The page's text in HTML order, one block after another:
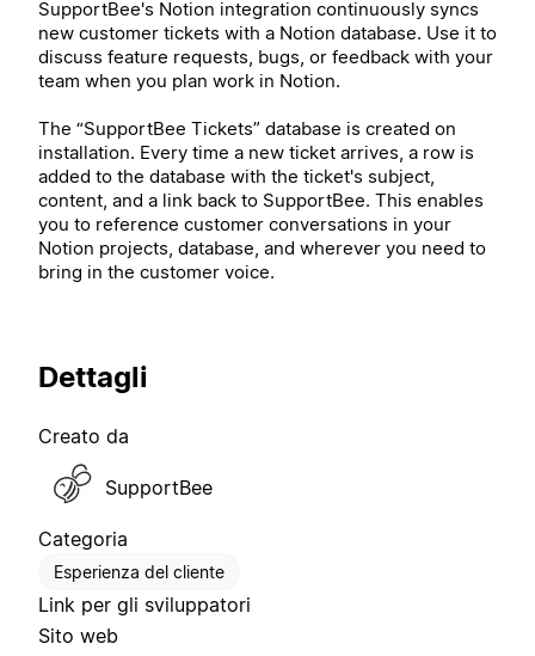
SupportBee's Notion integration continuously syncs
new customer tickets with a Notion database. Use it to
discuss feature requests, bugs, or feedback with your
team when you plan work in Notion.
The “SupportBee Tickets” database is created on
installation. Every time a new ticket arrives, a row is
added to the database with the ticket's subject,
content, and a link back to SupportBee. This enables
you to reference customer conversations in your
Notion projects, database, and wherever you need to
bring in the customer voice.
Dettagli
Creato da
SupportBee
Categoria
Esperienza del cliente
Link per gli sviluppatori
Sito web